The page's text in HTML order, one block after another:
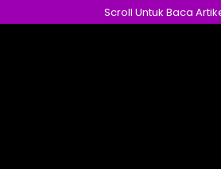
ke
Scroll Untuk Baca